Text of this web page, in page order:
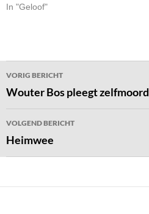
In "Geloof"
Bericht
navigatie
VORIG BERICHT
Wouter Bos pleegt zelfmoord
VOLGEND BERICHT
Heimwee